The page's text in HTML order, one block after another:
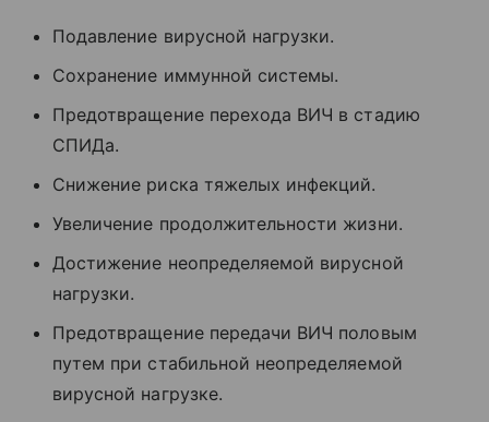
Подавление вирусной нагрузки.
Сохранение иммунной системы.
Предотвращение перехода ВИЧ в стадию
СПИДа.
Снижение риска тяжелых инфекций.
Увеличение продолжительности жизни.
Достижение неопределяемой вирусной
нагрузки.
Предотвращение передачи ВИЧ половым
путем при стабильной неопределяемой
вирусной нагрузке.